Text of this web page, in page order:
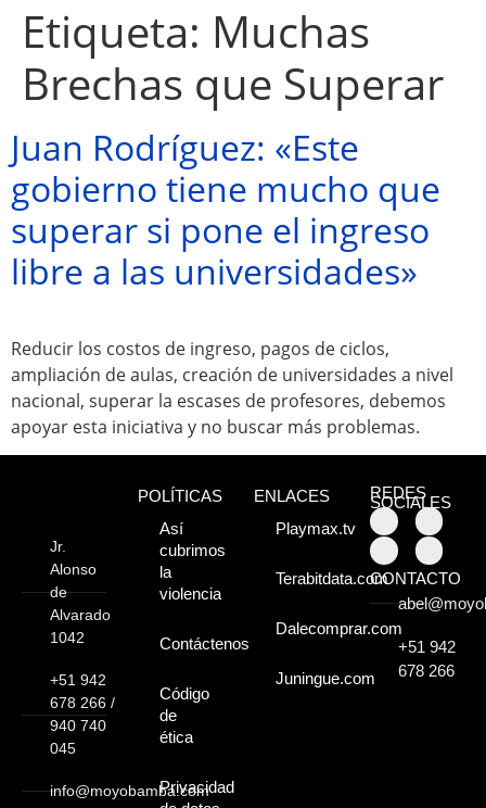
Atractivos
Moyobamba, está
lleno de atractivos
sorprendentes,
¡Descúbrelos!
Etiqueta: Muchas
Brechas que Superar
Juan Rodríguez: «Este
gobierno tiene mucho que
superar si pone el ingreso
libre a las universidades»
Reducir los costos de ingreso, pagos de ciclos,
ampliación de aulas, creación de universidades a nivel
nacional, superar la escases de profesores, debemos
apoyar esta iniciativa y no buscar más problemas.
Jr.
Alonso
de
Alvarado
1042
+51 942
678 266 /
940 740
045
info@moyobamba.com
POLÍTICAS
Así
cubrimos
la
violencia
Contáctenos
Código
de
ética
Privacidad
ENLACES
Playmax.tv
Terabitdata.com
Dalecomprar.com
Juningue.com
REDES
SOCIALES
CONTACTO
+51 942
678 266